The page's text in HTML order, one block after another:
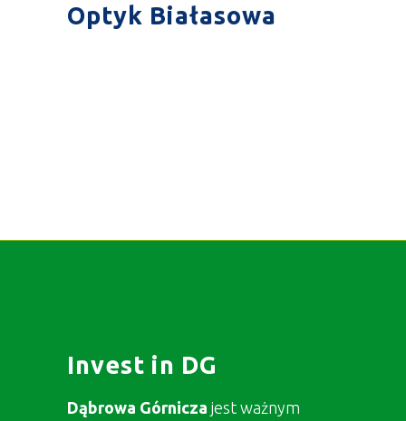
Optyk Białasowa
Invest in DG
Dąbrowa Górnicza jest ważnym